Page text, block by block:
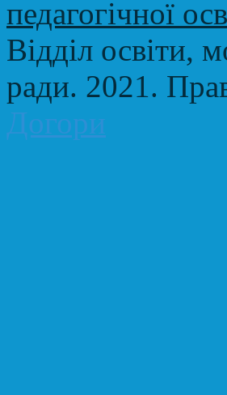
Відділ освіти,
ради. 2021.
Догори